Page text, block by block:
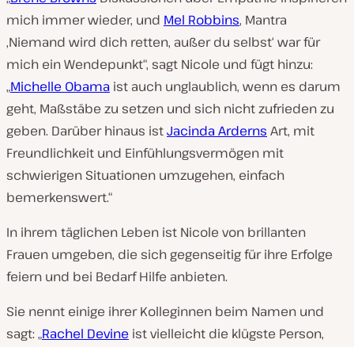
mich immer wieder, und Mel Robbins‚ Mantra
‚Niemand wird dich retten, außer du selbst‘ war für
mich ein Wendepunkt“, sagt Nicole und fügt hinzu:
„Michelle Obama ist auch unglaublich, wenn es darum
geht, Maßstäbe zu setzen und sich nicht zufrieden zu
geben. Darüber hinaus istJacinda Arderns Art, mit
Freundlichkeit und Einfühlungsvermögen mit
schwierigen Situationen umzugehen, einfach
bemerkenswert.“
In ihrem täglichen Leben ist Nicole von brillanten
Frauen umgeben, die sich gegenseitig für ihre Erfolge
feiern und bei Bedarf Hilfe anbieten.
Sie nennt einige ihrer Kolleginnen beim Namen und
sagt: „Rachel Devine ist vielleicht die klügste Person,